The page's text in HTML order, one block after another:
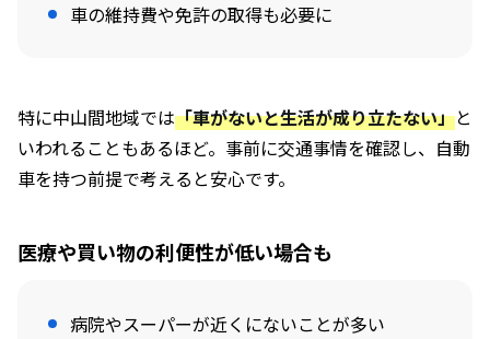
車の維持費や免許の取得も必要に
特に中山間地域では「車がないと生活が成り立たない」と
いわれることもあるほど。事前に交通事情を確認し、自動
車を持つ前提で考えると安心です。
医療や買い物の利便性が低い場合も
病院やスーパーが近くにないことが多い